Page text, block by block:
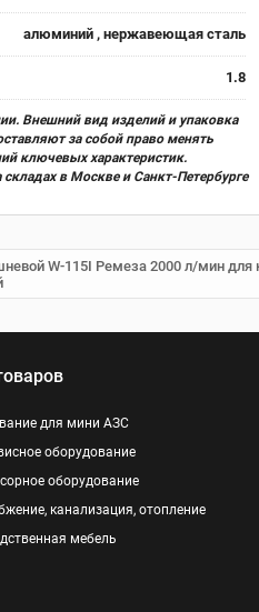
алюминий , нержавеющая сталь
1.8
Внешний вид изделий и упаковка
за собой право менять
ключевых характеристик.
в Москве и Санкт-Петербурге
W-115I Ремеза 2000 л/мин для
для мини АЗС
оборудование
оборудование
канализация, отопление
мебель